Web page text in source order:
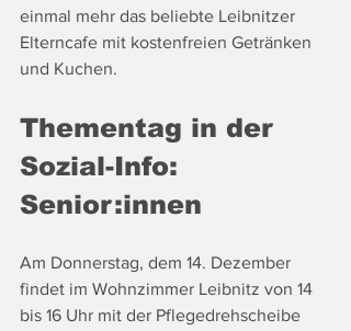
einmal mehr das beliebte Leibnitzer
Elterncafe mit kostenfreien Getränken
und Kuchen.
Thementag in der
Sozial-Info:
Senior:innen
Am Donnerstag, dem 14. Dezember
findet im Wohnzimmer Leibnitz von 14
bis 16 Uhr mit der Pflegedrehscheibe